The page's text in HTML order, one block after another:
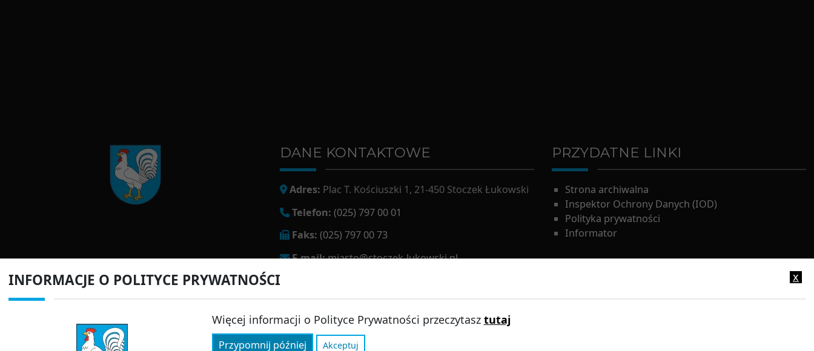
DANE KONTAKTOWE
Adres: Plac T. Kościuszki 1, 21-450 Stoczek Łukowski
Telefon: (025) 797 00 01
Faks: (025) 797 00 73
E-mail:miasto@stoczek-lukowski.pl
PRZYDATNE LINKI
Strona archiwalna
Inspektor Ochrony Danych (IOD)
Polityka prywatności
Informator
x
INFORMACJE O POLITYCE PRYWATNOŚCI
Więcej informacji o Polityce Prywatności przeczytasz tutaj
Przypomnij później Akceptuj